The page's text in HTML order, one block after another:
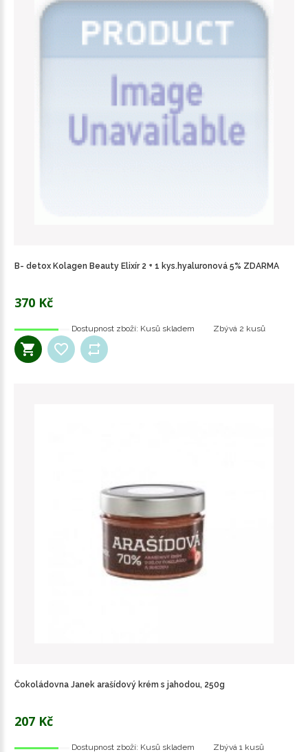
B- detox Kolagen Beauty Elixír 2 + 1 kys.hyaluronová 5% ZDARMA
370 Kč
Dostupnost zboží: Kusů skladem Zbývá 2 kusů
Čokoládovna Janek arašídový krém s jahodou, 250g
207 Kč
Dostupnost zboží: Kusů skladem Zbývá 1 kusů